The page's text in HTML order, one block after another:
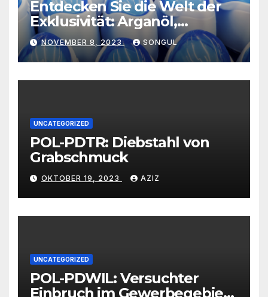
Entdecken Sie die Welt der
Exklusivität: Arganöl,
Kaktusfeigenkernöl und
Schwarzkümmelöl von
vertrauenswürdigen
Großhändlern und Anbietern
NOVEMBER 8, 2023 SONGUL
UNCATEGORIZED
POL-PDTR: Diebstahl von
Grabschmuck
OKTOBER 19, 2023 AZIZ
UNCATEGORIZED
POL-PDWIL: Versuchter
Einbruch im Gewerbegebiet